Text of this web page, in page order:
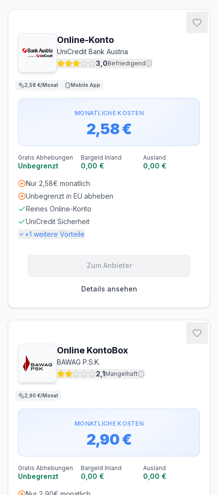
DISPOZINS GUTHABENZINS
ABHEBEN INLAND
0,80 €
ABHEBEN AUSLAND
0,00 €
Online-Konto
UniCredit Bank Austria
3,0Befriedigend
2,58 €/Monat Mobile App
MONATLICHE KOSTEN
2,58 €
Gratis Abhebungen
Unbegrenzt
Bargeld Inland
0,00 €
Ausland
0,00 €
Nur 2,58€ monatlich
Unbegrenzt in EU abheben
Reines Online-Konto
UniCredit Sicherheit
+1 weitere Vorteile
ABHEBEN INLAND ABHEBEN AUSLAND
Zum Anbieter
Details ansehen
Online KontoBox
BAWAG P.S.K.
2,1Mangelhaft
2,90 €/Monat
MONATLICHE KOSTEN
2,90 €
Gratis Abhebungen
Unbegrenzt
Bargeld Inland
0,00 €
Ausland
0,00 €